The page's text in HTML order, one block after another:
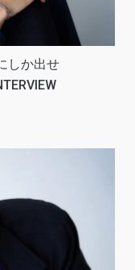
しか出せ